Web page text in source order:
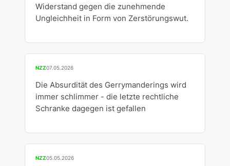
Widerstand gegen die zunehmende
Ungleichheit in Form von Zerstörungswut.
NZZ07.05.2026
Die Absurdität des Gerrymanderings wird
immer schlimmer - die letzte rechtliche
Schranke dagegen ist gefallen
NZZ05.05.2026